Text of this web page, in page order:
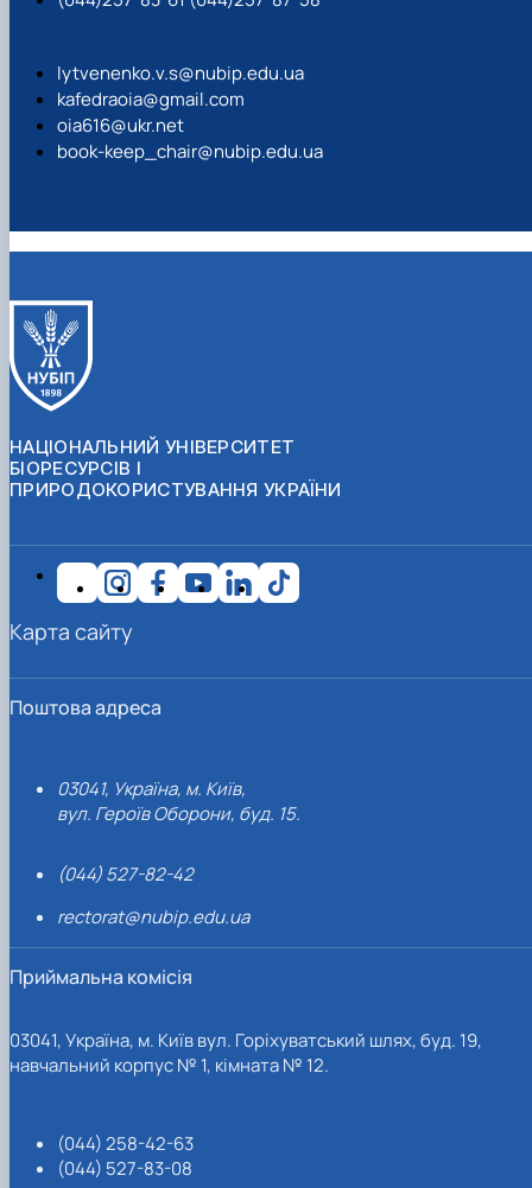
lytvenenko.v.s@nubip.edu.ua
kafedraoia@gmail.com
oia616@ukr.net
book-keep_chair@nubip.edu.ua
НАЦІОНАЛЬНИЙ УНІВЕРСИТЕТ
БІОРЕСУРСІВ І
ПРИРОДОКОРИСТУВАННЯ УКРАЇНИ
Поштова адреса
03041, Україна, м. Київ,
вул. Героїв Оборони, буд. 15.
(044) 527-82-42
rectorat@nubip.edu.ua
Приймальна комісія
03041, Україна, м. Київ вул. Горіхуватський шлях, буд. 19,
навчальний корпус № 1, кімната № 12.
(044) 258-42-63
(044) 527-83-08
Карта сайту